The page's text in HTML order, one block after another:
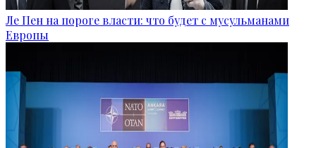
Ле Пен на пороге власти: что будет с мусульманами
Европы